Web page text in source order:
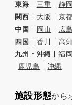
東海
三重 静岡
関西
大阪 京都
中国
岡山 広島
四国
香川 高知
九州・沖縄
福岡
鹿児島
沖縄
施設形態から